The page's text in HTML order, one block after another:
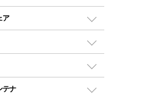
ープ）
リル
イル）グリル
ア
テナ